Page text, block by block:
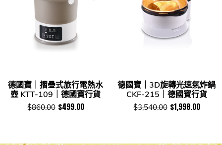
德國寶｜摺疊式旅行電熱水
壺 KTT-109｜德國寶行貨
$860.00 $499.00
德國寶｜3D旋轉光速氣炸鍋
CKF-215｜德國寶行貨
$3,540.00 $1,998.00